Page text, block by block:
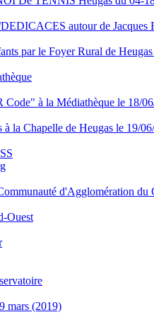
autour de Jacques
par le Foyer Rural de
à la Médiathèque le 18/
la Chapelle de Heugas le 19/
d'Agglomération du
Ouest
mars (2019)